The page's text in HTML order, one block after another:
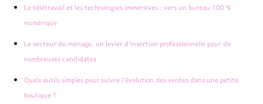
Le télétravail et les technologies immersives : vers un bureau 100 %
numérique
Le secteur du ménage, un levier d’insertion professionnelle pour de
nombreuses candidates
Quels outils simples pour suivre l’évolution des ventes dans une petite
boutique ?